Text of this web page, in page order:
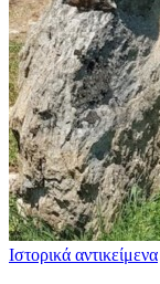
Ιστορικά αντικείμενα